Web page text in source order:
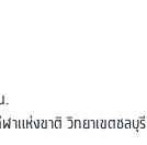
.
าแห่งขาติ วิทยาเขตชลบุรี